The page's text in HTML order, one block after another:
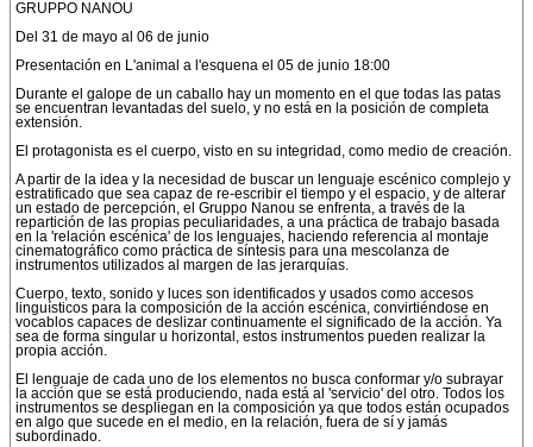
GRUPPO NANOU
Del 31 de mayo al 06 de junio
Presentación en L'animal a l'esquena el 05 de junio 18:00
Durante el galope de un caballo hay un momento en el que todas las patas
se encuentran levantadas del suelo, y no está en la posición de completa
extensión.
El protagonista es el cuerpo, visto en su integridad, como medio de creación.
A partir de la idea y la necesidad de buscar un lenguaje escénico complejo y
estratificado que sea capaz de re-escribir el tiempo y el espacio, y de alterar
un estado de percepción, el Gruppo Nanou se enfrenta, a través de la
repartición de las propias peculiaridades, a una práctica de trabajo basada
en la 'relación escénica' de los lenguajes, haciendo referencia al montaje
cinematográfico como práctica de síntesis para una mescolanza de
instrumentos utilizados al margen de las jerarquías.
Cuerpo, texto, sonido y luces son identificados y usados como accesos
linguísticos para la composición de la acción escénica, convirtiéndose en
vocablos capaces de deslizar continuamente el significado de la acción. Ya
sea de forma singular u horizontal, estos instrumentos pueden realizar la
propia acción.
El lenguaje de cada uno de los elementos no busca conformar y/o subrayar
la acción que se está produciendo, nada está al 'servicio' del otro. Todos los
instrumentos se despliegan en la composición ya que todos están ocupados
en algo que sucede en el medio, en la relación, fuera de sí y jamás
subordinado.